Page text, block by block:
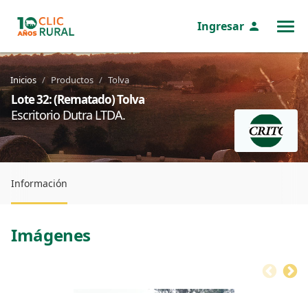
Ingresar
Lote 32: (Rematado) Tolva
Escritorio Dutra LTDA.
Inicios Productos Tolva
Información
Imágenes